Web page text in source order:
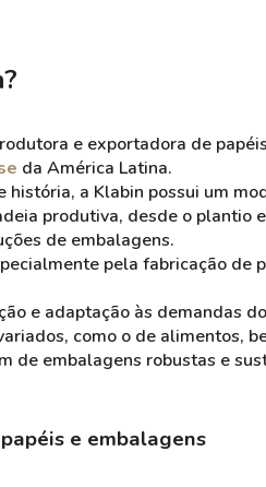
e exportadora de
da América Latina.
história, a Klabin possui um
produtiva, desde o plantio
de embalagens.
pela fabricação de
e adaptação às demandas
como o de alimentos,
de embalagens robustas e
e embalagens